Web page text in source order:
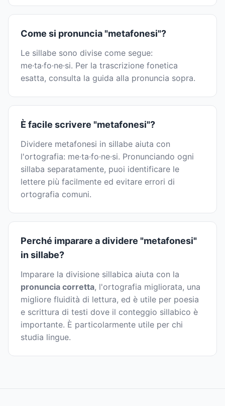
Come si pronuncia "metafonesi"?
Le sillabe sono divise come segue:
me·ta·fo·ne·si. Per la trascrizione fonetica
esatta, consulta la guida alla pronuncia sopra.
È facile scrivere "metafonesi"?
Dividere metafonesi in sillabe aiuta con
l'ortografia: me·ta·fo·ne·si. Pronunciando ogni
sillaba separatamente, puoi identificare le
lettere più facilmente ed evitare errori di
ortografia comuni.
Perché imparare a dividere "metafonesi"
in sillabe?
Imparare la divisione sillabica aiuta con la
pronuncia corretta, l'ortografia migliorata, una
migliore fluidità di lettura, ed è utile per poesia
e scrittura di testi dove il conteggio sillabico è
importante. È particolarmente utile per chi
studia lingue.